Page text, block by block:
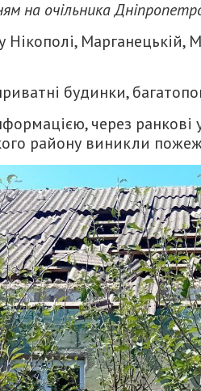
на очільника
Марганецькій,
будинки,
через
району виникли